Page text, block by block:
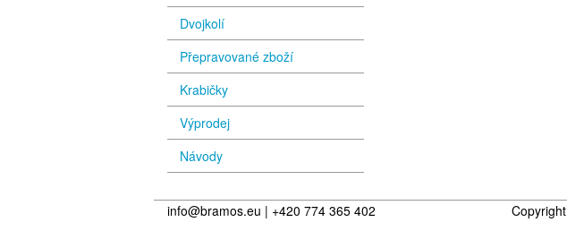
Dvojkolí
Přepravované zboží
Krabičky
Výprodej
Návody
info@bramos.eu | +420 774 365 402